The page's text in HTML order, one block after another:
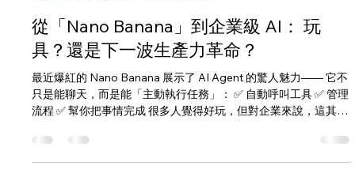
從「Nano Banana」到企業級 AI： 玩
具？還是下一波生產力革命？
最近爆紅的 Nano Banana 展示了 AI Agent 的驚人魅力—— 它不
只是能聊天，而是能「主動執行任務」： ✅ 自動呼叫工具 ✅ 管理
流程 ✅ 幫你把事情完成 很多人覺得好玩，但對企業來說，這其實